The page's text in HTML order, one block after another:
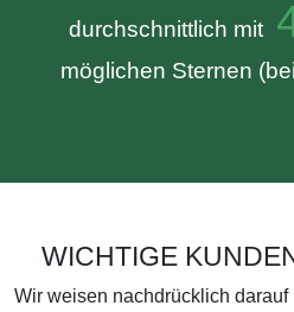
durchschnittlich mit
möglichen Sternen
WICHTIGE
Wir weisen nachdrücklich